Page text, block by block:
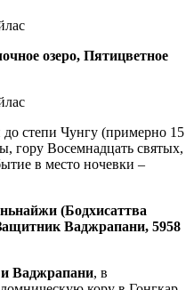
озеро, Пятицветное
до степи Чунгу (примерно 15
гору Восемнадцать святых,
в место ночевки –
(Бодхисаттва
Ваджрапани, 5958
Ваджрапани, в